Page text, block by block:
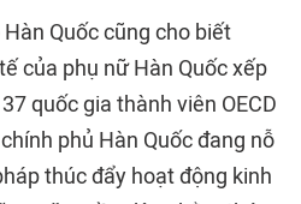
Quốc cũng cho biết
của phụ nữ Hàn Quốc xếp
quốc gia thành viên OECD
phủ Hàn Quốc đang nỗ
thúc đẩy hoạt động kinh